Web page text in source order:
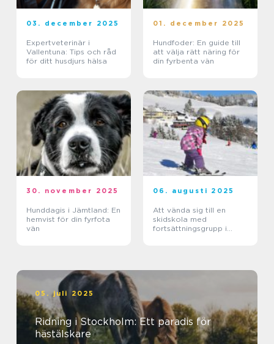
03. december 2025
Expertveterinär i
Vallentuna: Tips och råd
för ditt husdjurs hälsa
01. december 2025
Hundfoder: En guide till
att välja rätt näring för
din fyrbenta vän
30. november 2025
Hunddagis i Jämtland: En
hemvist för din fyrfota
vän
06. augusti 2025
Att vända sig till en
skidskola med
fortsättningsgrupp i
05. juli 2025
Ridning i Stockholm: Ett paradis för
hästälskare